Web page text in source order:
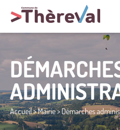
Accueil>Mairie>Démarches